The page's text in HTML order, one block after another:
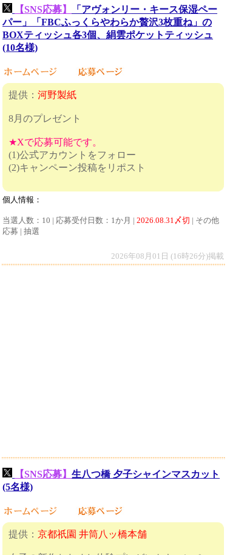
【SNS応募】
「アヴォンリー・キース保湿ペー
パー」「FBCふっくらやわらか贅沢3枚重ね」の
BOXティッシュ各3個、絹雲ポケットティッシュ
(10名様)
提供： 河野製紙
8月のプレゼント
★Xで応募可能です。
(1)公式アカウントをフォロー
(2)キャンペーン投稿をリポスト
個人情報：
当選人数：10 | 応募受付日数：1か月 | 2026.08.31〆切 | その他
応募 | 抽選
2026年08月01日 (16時26分)掲載
【SNS応募】 生八つ橋 夕子シャインマスカット
(5名様)
提供： 京都祇園 井筒八ッ橋本舗